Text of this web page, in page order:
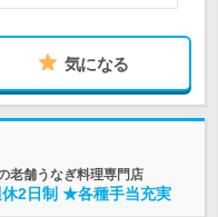
気になる
老舗うなぎ料理専門店
2日制 ★各種手当充実